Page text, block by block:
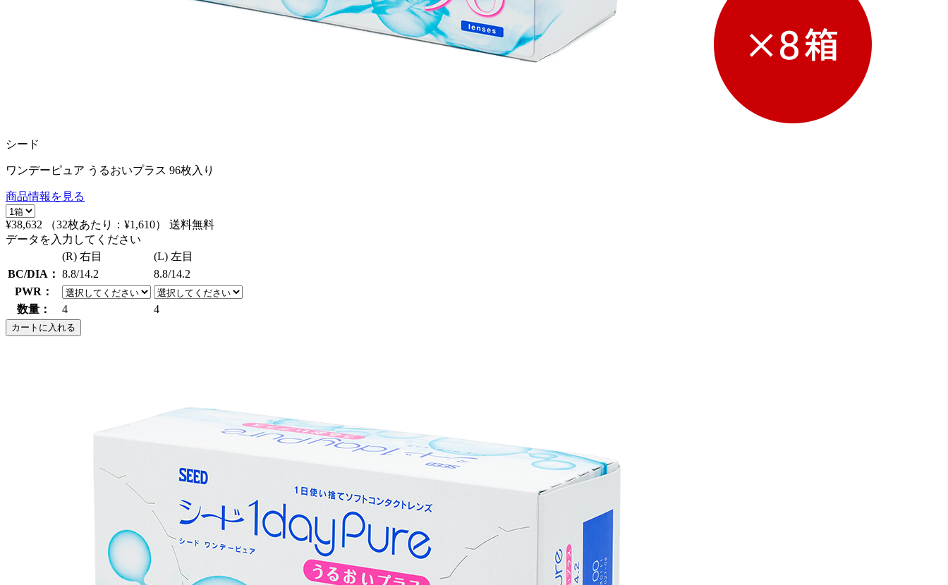
シード
ワンデーピュア うるおいプラス 96枚入り
商品情報を見る
¥38,632 （32枚あたり： ¥1,610）
送料無料
データを入力してください
(R) 右目
(L) 左目
BC/DIA： 8.8/14.2
8.8/14.2
PWR：
数量：
4 4
カートに入れる